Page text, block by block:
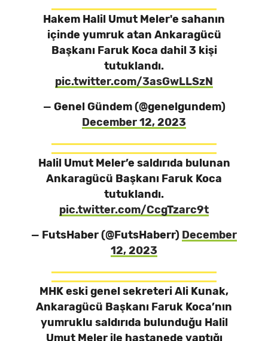
Hakem Halil Umut Meler'e sahanın
içinde yumruk atan Ankaragücü
Başkanı Faruk Koca dahil 3 kişi
tutuklandı.
pic.twitter.com/3asGwLLSzN
— Genel Gündem (@genelgundem)
December 12, 2023
Halil Umut Meler’e saldırıda bulunan
Ankaragücü Başkanı Faruk Koca
tutuklandı.
pic.twitter.com/CcgTzarc9t
— FutsHaber (@FutsHaberr) December
12, 2023
MHK eski genel sekreteri Ali Kunak,
Ankaragücü Başkanı Faruk Koca’nın
yumruklu saldırıda bulunduğu Halil
Umut Meler ile hastanede yaptığı